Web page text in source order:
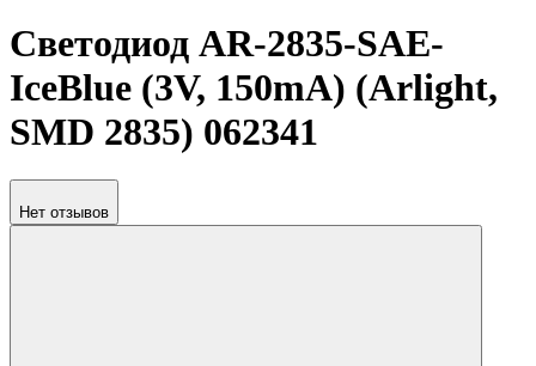
Светодиод AR-2835-SAE-
IceBlue (3V, 150mA) (Arlight,
SMD 2835) 062341
Нет отзывов